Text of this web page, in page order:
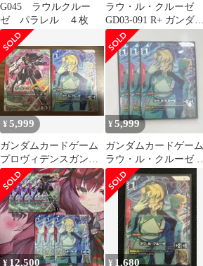
G045 ラウルクルー
ゼ パラレル ４枚
ラウ・ル・クルーゼ
GD03-091 R+ ガンダム
カードゲーム パラレ
ル
¥5,999
ガンダムカードゲーム
プロヴィデンスガンダ
ム&ラウ・ル・クルー
ゼ パラレル
¥5,999
ガンダムカードゲーム
ラウ・ル・クルーゼ R
パラレル 3枚
¥ 12,500 ¥ 1,680